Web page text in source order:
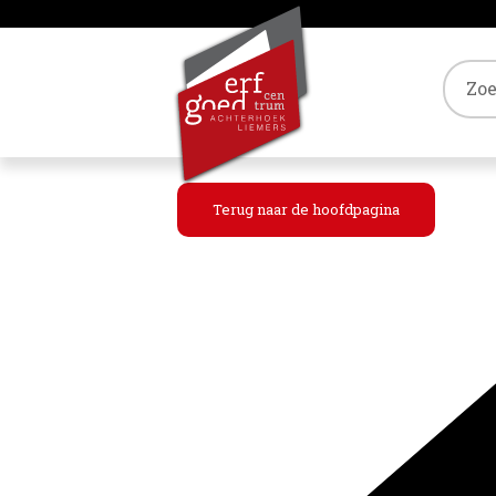
Terug naar de hoofdpagina